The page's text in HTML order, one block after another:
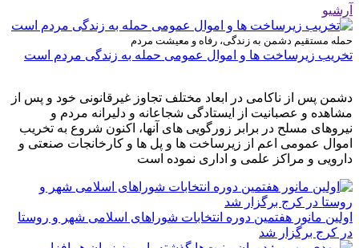
آرشیو
حمله مستقیم دشمن به زندگی، رفاه و معیشت مردم
تخریب زیرساخت ها و اموال عمومی حمله به زندگی مردم است
دشمن پس از ناکامی در ابعاد مختلف تجاوز غیرقانونی خود و پس از
مشاهده و عصبانیت از ایستادگی شجاعانه و دلیرانه مردم و
نیروهای مسلح در برابر زورگویی های آنها، اکنون شروع به تخریب
اموال عمومی اعم از زیرساخت ها و پل ها و کارخانجات صنعتی و
دارویی و مراکز علمی و اداری نموده است
اولین مانور هفتمین دوره انتخابات شوراهای اسلامی شهر و روستا
در کرج برگزار شد